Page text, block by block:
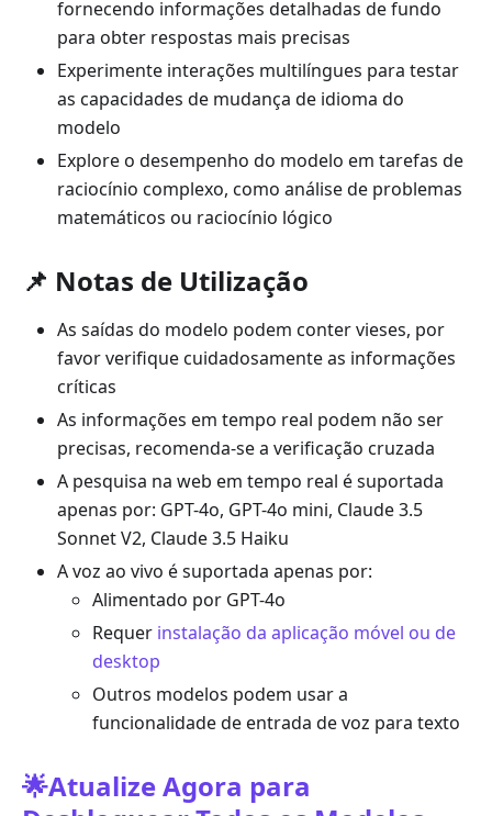
fornecendo informações detalhadas de fundo
para obter respostas mais precisas
Experimente interações multilíngues para testar
as capacidades de mudança de idioma do
modelo
Explore o desempenho do modelo em tarefas de
raciocínio complexo, como análise de problemas
matemáticos ou raciocínio lógico
📌 Notas de Utilização
As saídas do modelo podem conter vieses, por
favor verifique cuidadosamente as informações
críticas
As informações em tempo real podem não ser
precisas, recomenda-se a verificação cruzada
A pesquisa na web em tempo real é suportada
apenas por: GPT-4o, GPT-4o mini, Claude 3.5
Sonnet V2, Claude 3.5 Haiku
A voz ao vivo é suportada apenas por:
Alimentado por GPT-4o
Requer instalação da aplicação móvel ou de
desktop
Outros modelos podem usar a
funcionalidade de entrada de voz para texto
🌟Atualize Agora para